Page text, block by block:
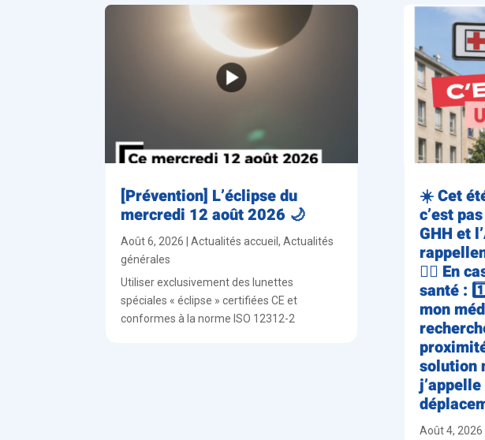
[Prévention] L’éclipse du
mercredi 12 août 2026 🌙
Août 6, 2026 |Actualités accueil,Actualités
générales
Utiliser exclusivement des lunettes
spéciales « éclipse » certifiées CE et
conformes à la norme ISO 12312-2
☀️ Cet
c’est
GHH et
👨‍⚕️ En
santé :
mon
solution
Août 4, 2026